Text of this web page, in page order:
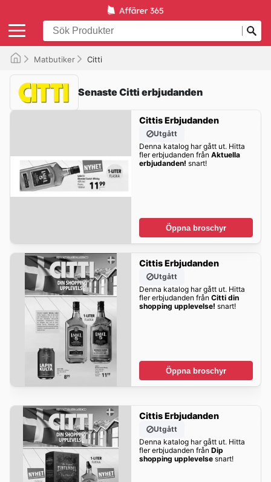
Matbutiker Citti
Senaste Citti erbjudanden
Cittis Erbjudanden
Utgått
Denna katalog har gått ut. Hitta
fler erbjudanden från Aktuella
erbjudanden! snart!
Öppna broschyr
Cittis Erbjudanden
Utgått
Denna katalog har gått ut. Hitta
fler erbjudanden från Citti din
shopping upplevelse! snart!
Öppna broschyr
Cittis Erbjudanden
Utgått
Denna katalog har gått ut. Hitta
fler erbjudanden från Dip
shopping upplevelse snart!